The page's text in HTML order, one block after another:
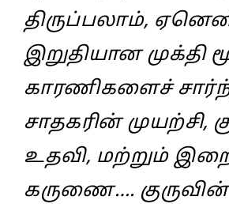
திருப்பலாம்,
இறுதியான முக்தி
காரணிகளைச்
சாதகரின் முயற்சி,
உதவி, மற்றும்
கருணை….